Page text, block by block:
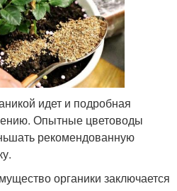
идет и подробная
Опытные цветоводы
рекомендованную
органики заключается